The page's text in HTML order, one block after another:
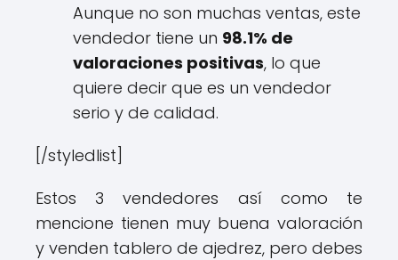
Aunque no son muchas ventas, este
vendedor tiene un 98.1% de
valoraciones positivas, lo que
quiere decir que es un vendedor
serio y de calidad.
[/styledlist]
Estos 3 vendedores así como te
mencione tienen muy buena valoración
y venden tablero de ajedrez, pero debes